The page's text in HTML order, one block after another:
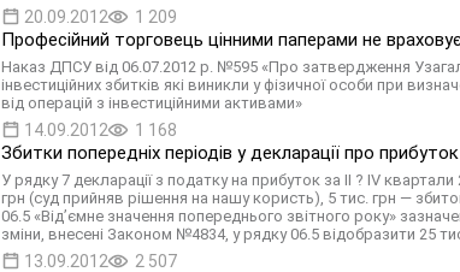
20.09.2012 1 209
Професійний торговець цінними паперами не враховує
Наказ ДПСУ від 06.07.2012 р. №595 «Про затвердження
інвестиційних збитків які виникли у фізичної особи при
від операцій з інвестиційними активами»
14.09.2012 1 168
Збитки попередніх періодів у декларації про прибуток
У рядку 7 декларації з податку на прибуток за ІІ ? ІV
грн (суд прийняв рішення на нашу користь), 5 тис. грн —
06.5 «Від’ємне значення попереднього звітного року»
зміни, внесені Законом №4834, у рядку 06.5 відобразити 25
13.09.2012 2 507